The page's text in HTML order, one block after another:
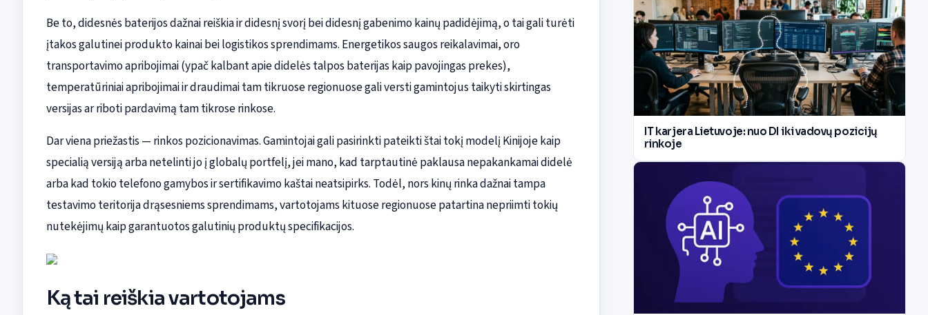
Be to, didesnės baterijos dažnai reiškia ir didesnį svorį bei didesnį gabenimo kainų padidėjimą, o tai gali turėti
įtakos galutinei produkto kainai bei logistikos sprendimams. Energetikos saugos reikalavimai, oro
transportavimo apribojimai (ypač kalbant apie didelės talpos baterijas kaip pavojingas prekes),
temperatūriniai apribojimai ir draudimai tam tikruose regionuose gali versti gamintojus taikyti skirtingas
versijas ar riboti pardavimą tam tikrose rinkose.
Dar viena priežastis — rinkos pozicionavimas. Gamintojai gali pasirinkti pateikti štai tokį modelį Kinijoje kaip
specialią versiją arba netelinti jo į globalų portfelį, jei mano, kad tarptautinė paklausa nepakankamai didelė
arba kad tokio telefono gamybos ir sertifikavimo kaštai neatsipirks. Todėl, nors kinų rinka dažnai tampa
testavimo teritorija drąsesniems sprendimams, vartotojams kituose regionuose patartina nepriimti tokių
nutekėjimų kaip garantuotos galutinių produktų specifikacijos.
Ką tai reiškia vartotojams
IT karjera Lietuvoje: nuo DI iki vadovų pozicijų
rinkoje